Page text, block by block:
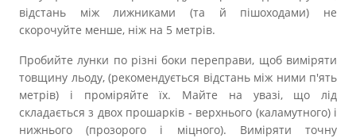
відстань між лижниками (та й пішоходами) не
скорочуйте менше, ніж на 5 метрів.
Пробийте лунки по різні боки переправи, щоб виміряти
товщину льоду, (рекомендується відстань між ними п'ять
метрів) і проміряйте їх. Майте на увазі, що лід
складається з двох прошарків - верхнього (каламутного) і
нижнього (прозорого і міцного). Виміряти точну